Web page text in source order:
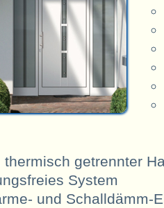
thermisch getrennter
System
und Schalldämm-